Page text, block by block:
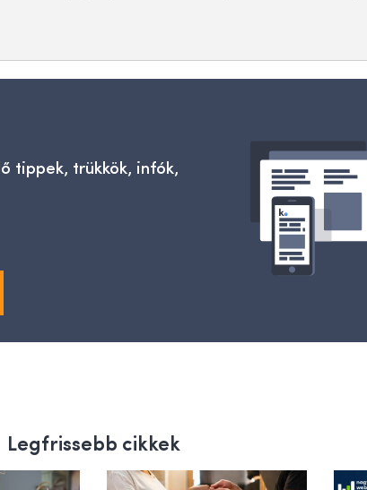
tippek, trükkök, infók,
Legfrissebb cikkek